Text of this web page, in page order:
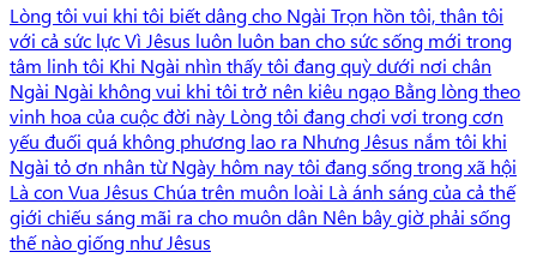
Lòng tôi vui khi tôi biết dâng cho Ngài Trọn hồn tôi, thân tôi
với cả sức lực Vì Jêsus luôn luôn ban cho sức sống mới trong
tâm linh tôi Khi Ngài nhìn thấy tôi đang quỳ dưới nơi chân
Ngài Ngài không vui khi tôi trở nên kiêu ngạo Bằng lòng theo
vinh hoa của cuộc đời này Lòng tôi đang chơi vơi trong cơn
yếu đuối quá không phương lao ra Nhưng Jêsus nắm tôi khi
Ngài tỏ ơn nhân từ Ngày hôm nay tôi đang sống trong xã hội
Là con Vua Jêsus Chúa trên muôn loài Là ánh sáng của cả thế
giới chiếu sáng mãi ra cho muôn dân Nên bây giờ phải sống
thế nào giống như Jêsus